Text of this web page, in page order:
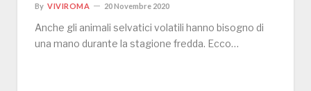
By VIVIROMA 20 Novembre 2020
Anche gli animali selvatici volatili hanno bisogno di
una mano durante la stagione fredda. Ecco…